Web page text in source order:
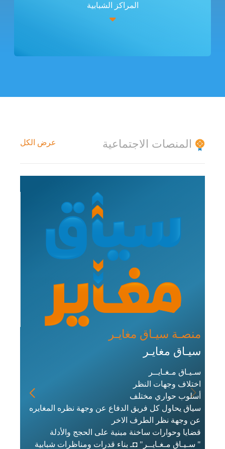
المراكز الشبابية
المنصات الاجتماعية عرض الكل
منصـة سيـاق مغايـر
سيـاق مغايـر
سـيـاق مـغـايــر
اختلاف وجهات النظر
أسلوب حواري مختلف
سياق يحاول كل فريق الدفاع عن وجهة نظره المغايره
عن وجهة نظر الطرف الاخر
قضايا وحوارات ساخنة مبنية على الحجج والأدلة
" سـيـاق مـغـايــر" ◘ـ بناء قدرات ومناظرات شبابية